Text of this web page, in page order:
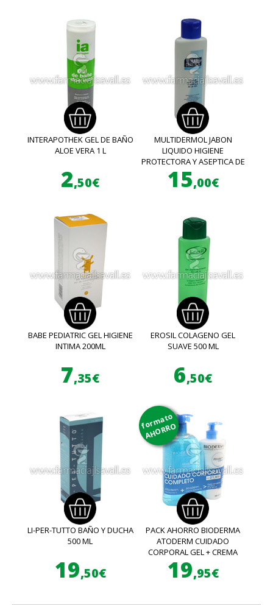
INTERAPOTHEK GEL DE BAÑO
ALOE VERA 1 L
2,50€
MULTIDERMOL JABON
LIQUIDO HIGIENE
PROTECTORA Y ASEPTICA DE
LA PIEL 750 ML
15,00€
BABE PEDIATRIC GEL HIGIENE
INTIMA 200ML
7,35€
EROSIL COLAGENO GEL
SUAVE 500 ML
6,50€
LI-PER-TUTTO BAÑO Y DUCHA
500 ML
19,50€
formato
AHORRO
PACK AHORRO BIODERMA
ATODERM CUIDADO
CORPORAL GEL + CREMA
HIDRATANTE
19,95€